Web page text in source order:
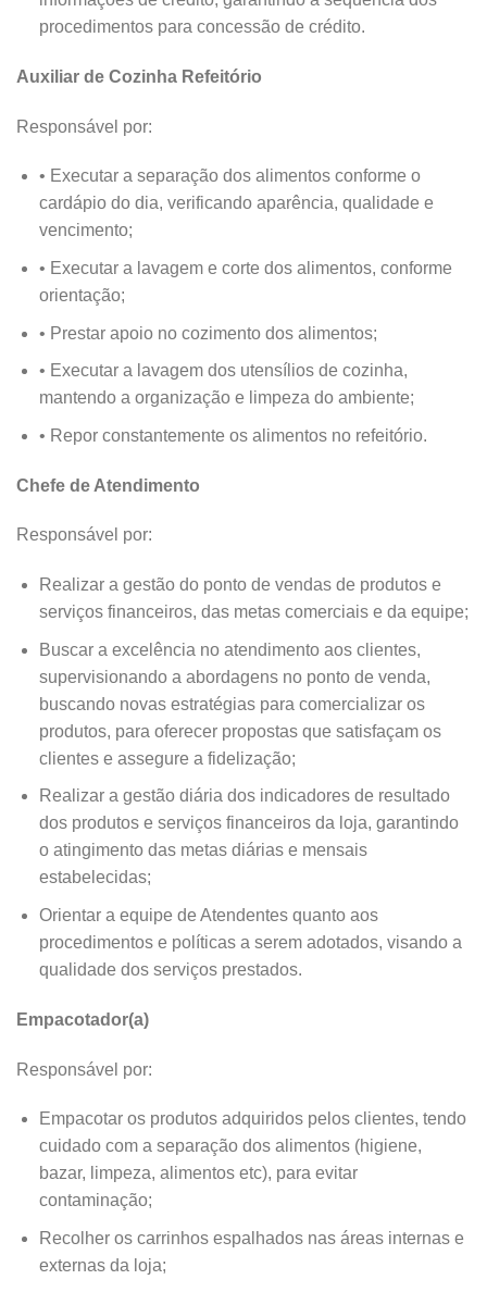
procedimentos para concessão de crédito.
Auxiliar de Cozinha Refeitório
Responsável por:
• Executar a separação dos alimentos conforme o
cardápio do dia, verificando aparência, qualidade e
vencimento;
• Executar a lavagem e corte dos alimentos, conforme
orientação;
• Prestar apoio no cozimento dos alimentos;
• Executar a lavagem dos utensílios de cozinha,
mantendo a organização e limpeza do ambiente;
• Repor constantemente os alimentos no refeitório.
Chefe de Atendimento
Responsável por:
Realizar a gestão do ponto de vendas de produtos e
serviços financeiros, das metas comerciais e da equipe;
Buscar a excelência no atendimento aos clientes,
supervisionando a abordagens no ponto de venda,
buscando novas estratégias para comercializar os
produtos, para oferecer propostas que satisfaçam os
clientes e assegure a fidelização;
Realizar a gestão diária dos indicadores de resultado
dos produtos e serviços financeiros da loja, garantindo
o atingimento das metas diárias e mensais
estabelecidas;
Orientar a equipe de Atendentes quanto aos
procedimentos e políticas a serem adotados, visando a
qualidade dos serviços prestados.
Empacotador(a)
Responsável por:
Empacotar os produtos adquiridos pelos clientes, tendo
cuidado com a separação dos alimentos (higiene,
bazar, limpeza, alimentos etc), para evitar
contaminação;
Recolher os carrinhos espalhados nas áreas internas e
externas da loja;